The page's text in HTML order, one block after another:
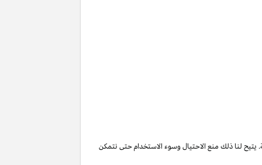
يتيح لنا ذلك منع الاحتيال وسوء الاستخدام حتى نتمكن